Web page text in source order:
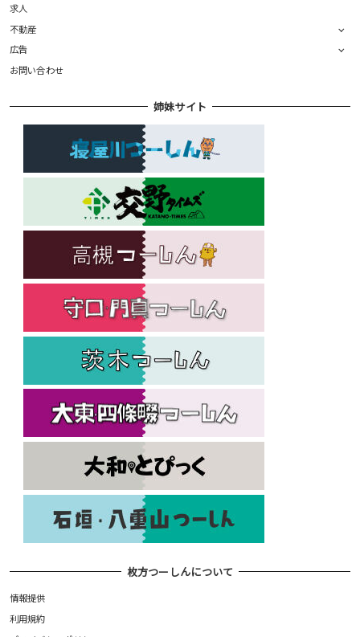
求人
不動産
広告
お問い合わせ
姉妹サイト
枚方つーしんについて
情報提供
利用規約